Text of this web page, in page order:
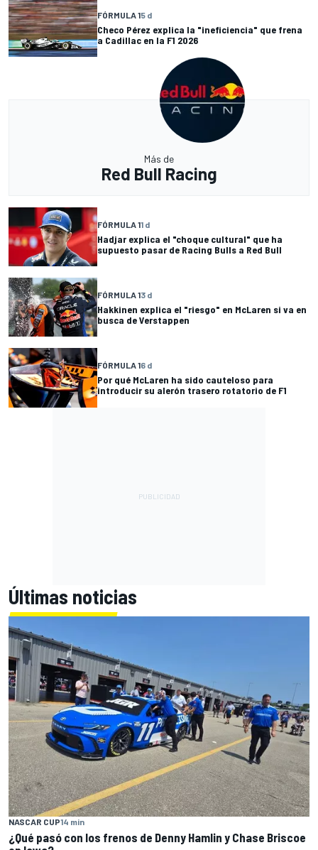
FÓRMULA 15 d
Checo Pérez explica la "ineficiencia" que frena
a Cadillac en la F1 2026
Más de
Red Bull Racing
FÓRMULA 11 d
Hadjar explica el "choque cultural" que ha
supuesto pasar de Racing Bulls a Red Bull
FÓRMULA 13 d
Hakkinen explica el "riesgo" en McLaren si va en
busca de Verstappen
FÓRMULA 16 d
Por qué McLaren ha sido cauteloso para
introducir su alerón trasero rotatorio de F1
Últimas noticias
NASCAR CUP14 min
¿Qué pasó con los frenos de Denny Hamlin y Chase Briscoe